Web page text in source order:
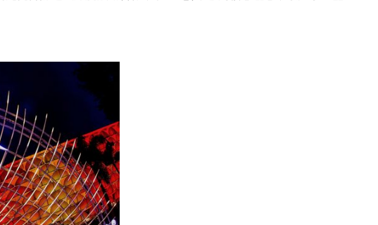
黄金珠宝行业的一个新时代正在开启。这场被誉为“红人奥斯卡